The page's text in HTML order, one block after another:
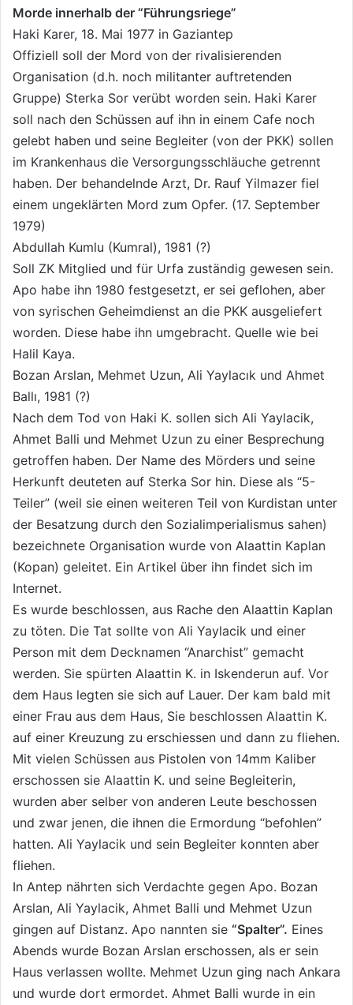
Morde innerhalb der “Führungsriege”
Haki Karer, 18. Mai 1977 in Gaziantep
Offiziell soll der Mord von der rivalisierenden
Organisation (d.h. noch militanter auftretenden
Gruppe) Sterka Sor verübt worden sein. Haki Karer
soll nach den Schüssen auf ihn in einem Cafe noch
gelebt haben und seine Begleiter (von der PKK) sollen
im Krankenhaus die Versorgungsschläuche getrennt
haben. Der behandelnde Arzt, Dr. Rauf Yilmazer fiel
einem ungeklärten Mord zum Opfer. (17. September
1979)
Abdullah Kumlu (Kumral), 1981 (?)
Soll ZK Mitglied und für Urfa zuständig gewesen sein.
Apo habe ihn 1980 festgesetzt, er sei geflohen, aber
von syrischen Geheimdienst an die PKK ausgeliefert
worden. Diese habe ihn umgebracht. Quelle wie bei
Halil Kaya.
Bozan Arslan, Mehmet Uzun, Ali Yaylacık und Ahmet
Ballı, 1981 (?)
Nach dem Tod von Haki K. sollen sich Ali Yaylacik,
Ahmet Balli und Mehmet Uzun zu einer Besprechung
getroffen haben. Der Name des Mörders und seine
Herkunft deuteten auf Sterka Sor hin. Diese als “5-
Teiler” (weil sie einen weiteren Teil von Kurdistan unter
der Besatzung durch den Sozialimperialismus sahen)
bezeichnete Organisation wurde von Alaattin Kaplan
(Kopan) geleitet. Ein Artikel über ihn findet sich im
Internet.
Es wurde beschlossen, aus Rache den Alaattin Kaplan
zu töten. Die Tat sollte von Ali Yaylacik und einer
Person mit dem Decknamen “Anarchist” gemacht
werden. Sie spürten Alaattin K. in Iskenderun auf. Vor
dem Haus legten sie sich auf Lauer. Der kam bald mit
einer Frau aus dem Haus, Sie beschlossen Alaattin K.
auf einer Kreuzung zu erschiessen und dann zu fliehen.
Mit vielen Schüssen aus Pistolen von 14mm Kaliber
erschossen sie Alaattin K. und seine Begleiterin,
wurden aber selber von anderen Leute beschossen
und zwar jenen, die ihnen die Ermordung “befohlen”
hatten. Ali Yaylacik und sein Begleiter konnten aber
fliehen.
In Antep nährten sich Verdachte gegen Apo. Bozan
Arslan, Ali Yaylacik, Ahmet Balli und Mehmet Uzun
gingen auf Distanz. Apo nannten sie “Spalter”. Eines
Abends wurde Bozan Arslan erschossen, als er sein
Haus verlassen wollte. Mehmet Uzun ging nach Ankara
und wurde dort ermordet. Ahmet Balli wurde in ein